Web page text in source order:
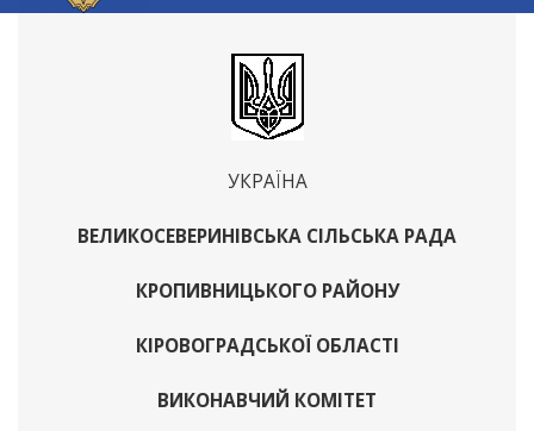
УКРАЇНА
ВЕЛИКОСЕВЕРИНІВСЬКА СІЛЬСЬКА РАДА
КРОПИВНИЦЬКОГО РАЙОНУ
КІРОВОГРАДСЬКОЇ ОБЛАСТІ
ВИКОНАВЧИЙ КОМІТЕТ